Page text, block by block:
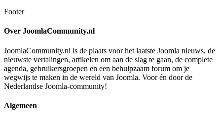
Footer
Over JoomlaCommunity.nl
JoomlaCommunity.nl is de plaats voor het laatste Joomla nieuws, de
nieuwste vertalingen, artikelen om aan de slag te gaan, de complete
agenda, gebruikersgroepen en een behulpzaam forum om je
wegwijs te maken in de wereld van Joomla. Voor én door de
Nederlandse Joomla-community!
Algemeen